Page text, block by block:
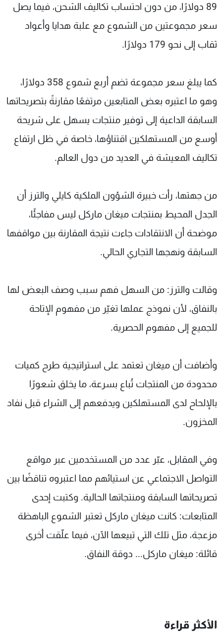
89 دولارًا، من دون احتساب تكاليف الشحن، فيما يصل
سعر مجموعتين من الشموع مع علبة هدايا وأعواد
ثقاب إلى نحو 179 دولارًا.
كما يبلغ سعر مجموعة تضم أربع شموع 358 دولارًا،
وهو ما اعتبره بعض المتابعين مرتفعًا مقارنةً بتصريحاتها
السابقة الداعية إلى توفير منتجات يسهل على شريحة
أوسع من المستهلكين اقتناؤها، خاصة في ظل ارتفاع
تكاليف المعيشة في العديد من دول العالم.
من جهتها، رأت خبيرة الشؤون الملكية كايلي والترز أن
الجدل المحيط بمنتجات ميغان ماركل ليس مفاجئًا،
موضحة أن الانتقادات جاءت نتيجة المقارنة بين مواقفها
السابقة ونهجها التجاري الحالي.
وقالت والترز: من السهل فهم سبب وصف البعض لها
بالنفاق، لأن نموذج عملها تغيّر من مفهوم الإتاحة
للجميع إلى مفهوم الحصرية.
وأضافت أن ميغان تعتمد على استراتيجية طرح كميات
محدودة من المنتجات تُباع بسرعة، ما يخلق شعورًا
بالإلحاح لدى المستهلكين ويدفعهم إلى الشراء قبل نفاد
المخزون.
وفي المقابل، عبّر عدد من المستخدمين عبر مواقع
التواصل الاجتماعي عن استيائهم مما اعتبروه تناقضًا بين
تصريحاتها السابقة ومنتجاتها الحالية. وكتبت إحدى
المتابعات: كانت ميغان ماركل تعتبر الشموع الباهظة
مزعجة، مثل تلك التي تبيعها الآن، فيما علّقت أخرى
قائلة: ميغان ماركل... دوقة النفاق.
الأكثر قراءة